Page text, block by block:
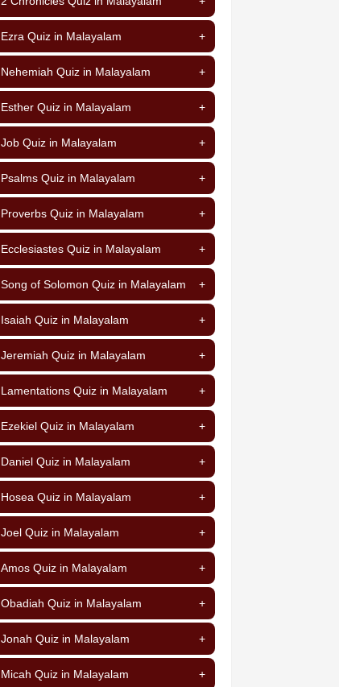
Ezra Quiz in Malayalam +
Nehemiah Quiz in Malayalam +
Esther Quiz in Malayalam +
Job Quiz in Malayalam +
Psalms Quiz in Malayalam +
Proverbs Quiz in Malayalam +
Ecclesiastes Quiz in Malayalam +
Song of Solomon Quiz in Malayalam +
Isaiah Quiz in Malayalam +
Jeremiah Quiz in Malayalam +
Lamentations Quiz in Malayalam +
Ezekiel Quiz in Malayalam +
Daniel Quiz in Malayalam +
Hosea Quiz in Malayalam +
Joel Quiz in Malayalam +
Amos Quiz in Malayalam +
Obadiah Quiz in Malayalam +
Jonah Quiz in Malayalam +
Micah Quiz in Malayalam +